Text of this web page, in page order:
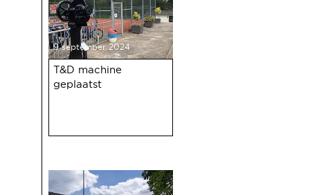
9 september 2024
T&D machine
geplaatst